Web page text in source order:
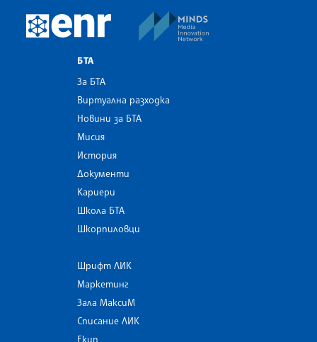
European Newsroom
БТА
За БТА
Виртуална разходка
Новини за БТА
Мисия
История
Документи
Кариери
Школа БТА
Шкорпиловци
Шрифт ЛИК
Маркетинг
Зала МаксиМ
Списание ЛИК
Екип